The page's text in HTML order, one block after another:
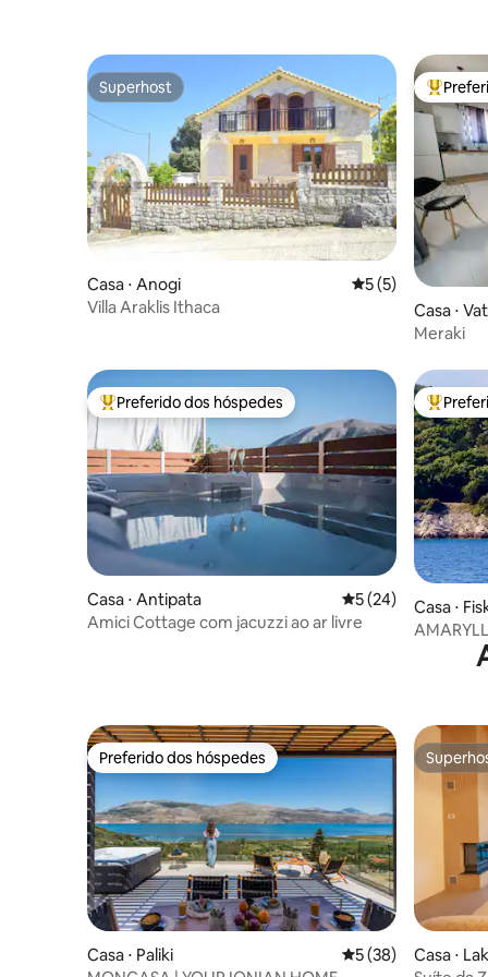
Superhost
Superhost
Casa ⋅ Anogi 5 de uma
5 (5)
Villa Araklis Ithaca
Entre os
Casa ⋅
Meraki
Entre os melhores preferidos dos hóspedes
Preferido dos hóspedes
Casa ⋅ Antipata 5 de uma
5 (24)
Amici Cottage com jacuzzi ao ar livre
Entre os
Casa ⋅
AMARYLLIS HOUSE
frente
Preferido dos hóspedes
Preferido dos hóspedes
Casa ⋅ Paliki 5 de uma
5 (38)
Casa ⋅